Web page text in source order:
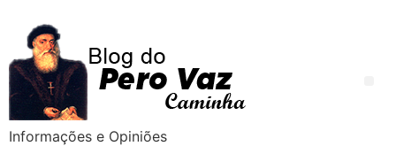
Informações e Opiniões